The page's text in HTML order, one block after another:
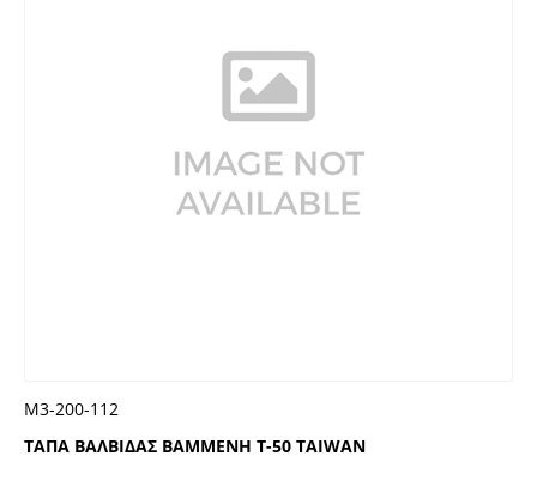
ΤΑΠΑ ΒΑΛΒΙΔΑΣ ΒΑΜΜΕΝΗ T-50 TAIWAN
Μ3-200-112